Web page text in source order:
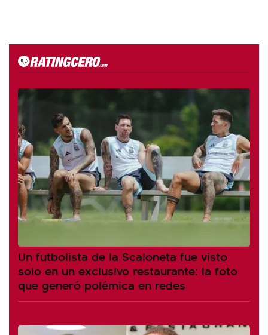
Un futbolista de la Scaloneta fue visto
solo en un exclusivo restaurante: la foto
que generó polémica en redes